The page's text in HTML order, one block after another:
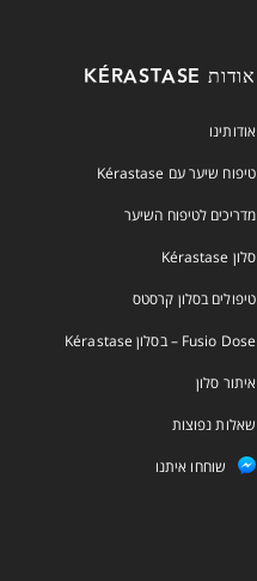
אודות KÉRASTASE
אודותינו
טיפוח שיער עם Kérastase
מדריכים לטיפוח השיער
סלון Kérastase
טיפולים בסלון קרסטס
Fusio Dose – בסלון Kérastase
איתור סלון
שאלות נפוצות
שוחחו איתנו